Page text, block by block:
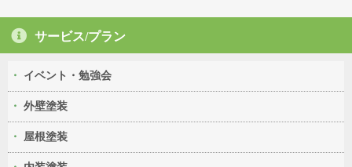
サービス/プラン
イベント・勉強会
外壁塗装
屋根塗装